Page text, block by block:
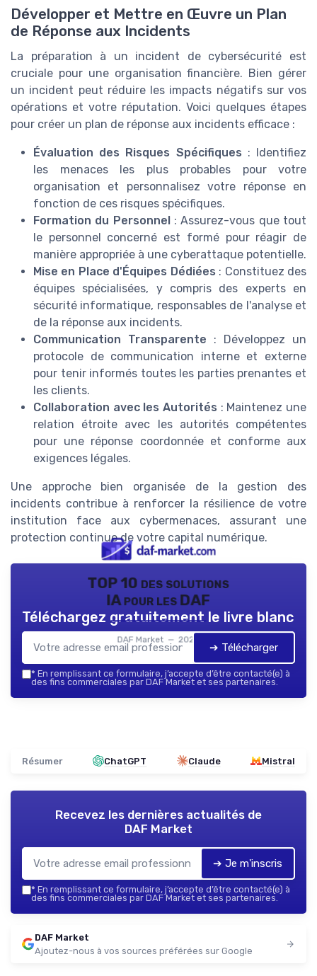
Développer et Mettre en Œuvre un Plan
de Réponse aux Incidents
La préparation à un incident de cybersécurité est
cruciale pour une organisation financière. Bien gérer
un incident peut réduire les impacts négatifs sur vos
opérations et votre réputation. Voici quelques étapes
pour créer un plan de réponse aux incidents efficace :
Évaluation des Risques Spécifiques : Identifiez
les menaces les plus probables pour votre
organisation et personnalisez votre réponse en
fonction de ces risques spécifiques.
Formation du Personnel: Assurez-vous que tout
le personnel concerné est formé pour réagir de
manière appropriée à une cyberattaque potentielle.
Mise en Place d'Équipes Dédiées : Constituez des
équipes spécialisées, y compris des experts en
sécurité informatique, responsables de l'analyse et
de la réponse aux incidents.
Communication Transparente : Développez un
protocole de communication interne et externe
pour tenir informés toutes les parties prenantes et
les clients.
Collaboration avec les Autorités : Maintenez une
relation étroite avec les autorités compétentes
pour une réponse coordonnée et conforme aux
exigences légales.
Une approche bien organisée de la gestion des
incidents contribue à renforcer la résilience de votre
institution face aux cybermenaces, assurant une
protection continue de votre capital numérique.
TOP 10 des solutions
IA pour les DAF
DAF Market — 2026
Téléchargez gratuitement le livre blanc
➔ Télécharger
* En remplissant ce formulaire, j’accepte d’être contacté(e) à
des fins commerciales par DAF Market et ses partenaires.
Résumer ChatGPT Claude Mistral
Recevez les dernières actualités de
DAF Market
➔ Je m'inscris
* En remplissant ce formulaire, j’accepte d’être contacté(e) à
des fins commerciales par DAF Market et ses partenaires.
DAF Market
Ajoutez-nous à vos sources préférées sur Google